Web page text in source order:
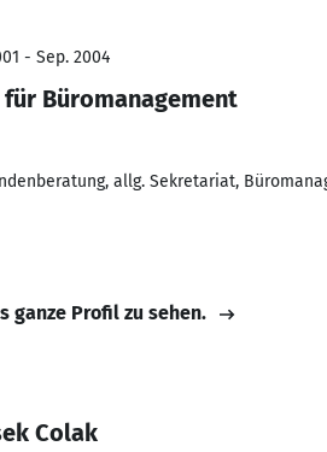
- Sep. 2004
Büromanagement
allg. Sekretariat,
ganze Profil zu sehen.
Colak